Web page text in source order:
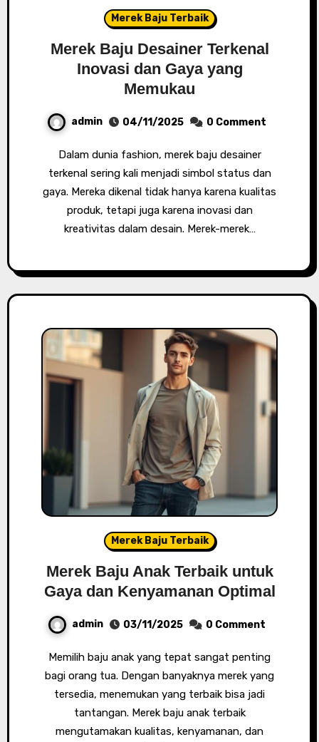
Merek Baju Terbaik
Merek Baju Desainer Terkenal
Inovasi dan Gaya yang
Memukau
admin 04/11/2025 0 Comment
Dalam dunia fashion, merek baju desainer
terkenal sering kali menjadi simbol status dan
gaya. Mereka dikenal tidak hanya karena kualitas
produk, tetapi juga karena inovasi dan
kreativitas dalam desain. Merek-merek…
Merek Baju Terbaik
Merek Baju Anak Terbaik untuk
Gaya dan Kenyamanan Optimal
admin 03/11/2025 0 Comment
Memilih baju anak yang tepat sangat penting
bagi orang tua. Dengan banyaknya merek yang
tersedia, menemukan yang terbaik bisa jadi
tantangan. Merek baju anak terbaik
mengutamakan kualitas, kenyamanan, dan